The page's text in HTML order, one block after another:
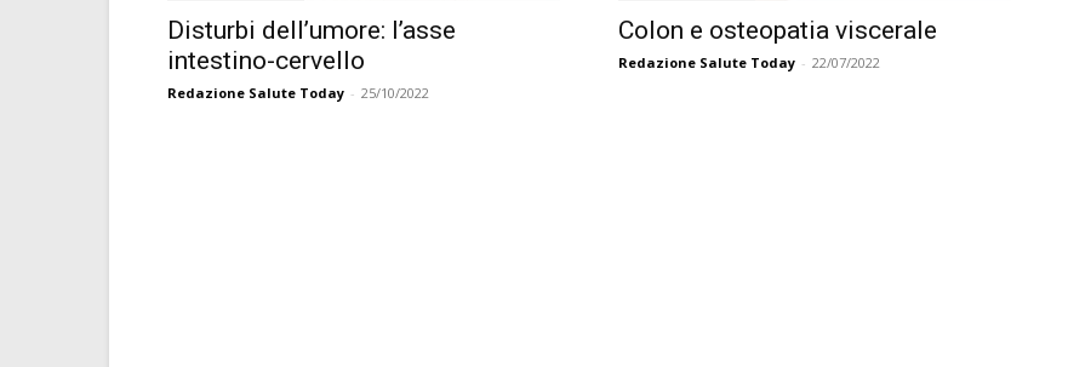
Disturbi dell’umore: l’asse
intestino-cervello
Redazione Salute Today - 25/10/2022
Colon e osteopatia viscerale
Redazione Salute Today - 22/07/2022